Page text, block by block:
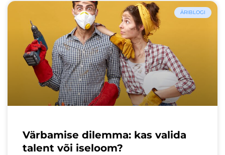
ÄRIBLOGI
Värbamise dilemma: kas valida
talent või iseloom?